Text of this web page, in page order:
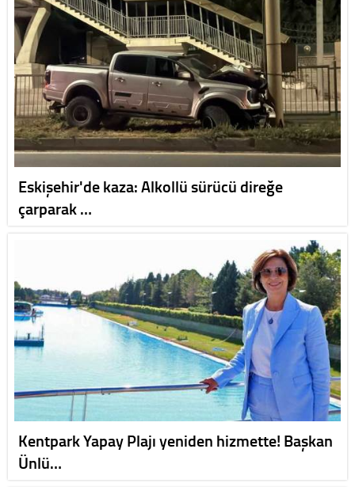
Eskişehir'de kaza: Alkollü sürücü direğe
çarparak …
Kentpark Yapay Plajı yeniden hizmette! Başkan
Ünlü…